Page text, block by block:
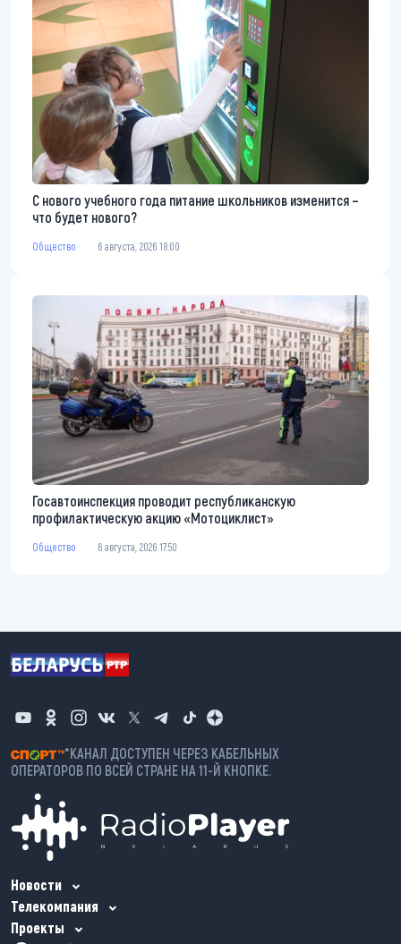
С нового учебного года питание школьников изменится –
что будет нового?
Общество 6 августа, 2026 18:00
Госавтоинспекция проводит республиканскую
профилактическую акцию «Мотоциклист»
Общество 6 августа, 2026 17:50
*КАНАЛ ДОСТУПЕН ЧЕРЕЗ КАБЕЛЬНЫХ
ОПЕРАТОРОВ ПО ВСЕЙ СТРАНЕ НА 11-Й КНОПКЕ.
Новости
Телекомпания
Проекты